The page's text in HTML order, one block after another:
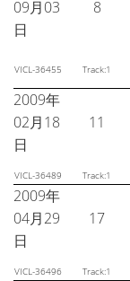
09月03
日
8
VICL-36455 Track:1
2009年
02月18
日
11
VICL-36489 Track:1
2009年
04月29
日
17
VICL-36496 Track:1